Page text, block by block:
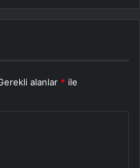
alanlar * ile